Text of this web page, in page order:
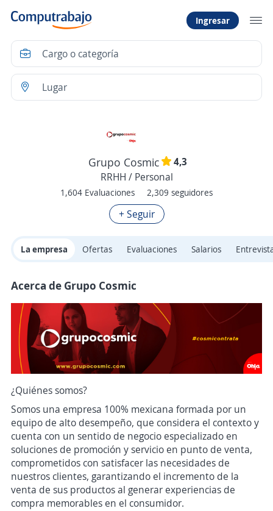
Ingresar
Grupo Cosmic
4,3
RRHH / Personal
1,604 Evaluaciones 2,309 seguidores
+ Seguir
La empresa Ofertas Evaluaciones Salarios
Acerca de Grupo Cosmic
¿Quiénes somos?
Somos una empresa 100% mexicana formada por un
equipo de alto desempeño, que considera el contexto y
cuenta con un sentido de negocio especializado en
soluciones de promoción y servicio en punto de venta,
comprometidos con satisfacer las necesidades de
nuestros clientes, garantizando el incremento de la
venta de sus productos al generar experiencias de
compra memorables en el consumidor.